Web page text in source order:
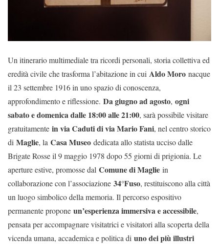
Un itinerario multimediale tra ricordi personali, storia collettiva ed
eredità civile che trasforma l’abitazione in cui Aldo Moro nacque
il 23 settembre 1916 in uno spazio di conoscenza,
approfondimento e riflessione. Da giugno ad agosto, ogni
sabato e domenica dalle 18:00 alle 21:00, sarà possibile visitare
gratuitamente in via Caduti di via Mario Fani, nel centro storico
di Maglie, la Casa Museo dedicata allo statista ucciso dalle
Brigate Rosse il 9 maggio 1978 dopo 55 giorni di prigionia. Le
aperture estive, promosse dal Comune di Maglie in
collaborazione con l’associazione 34°Fuso, restituiscono alla città
un luogo simbolico della memoria. Il percorso espositivo
permanente propone un’esperienza immersiva e accessibile,
pensata per accompagnare visitatrici e visitatori alla scoperta della
vicenda umana, accademica e politica di uno dei più illustri